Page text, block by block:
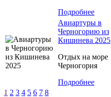
Подробнее
Авиартуры в
Черногорию из
Кишинева 2025
Отдых на море
Черногория
Подробнее
1 2 3 4 5 6 7 8